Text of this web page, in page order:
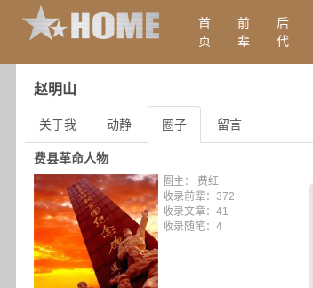
首
页
前
辈
后
代
赵明山
关于我 动静 圈子 留言
费县革命人物
圈主： 费红
收录前辈：372
收录文章：41
收录随笔：4